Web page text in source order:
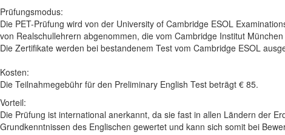
Prüfungsmodus:
Die PET-Prüfung wird von der University of Cambridge ESOL
von Realschullehrern abgenommen, die vom Cambridge Institut
Die Zertifikate werden bei bestandenem Test vom Cambridge ESOL
Kosten:
Die Teilnahmegebühr für den Preliminary English Test beträgt € 85.
Vorteil:
Die Prüfung ist international anerkannt, da sie fast in allen Ländern der
Grundkenntnissen des Englischen gewertet und kann sich somit bei